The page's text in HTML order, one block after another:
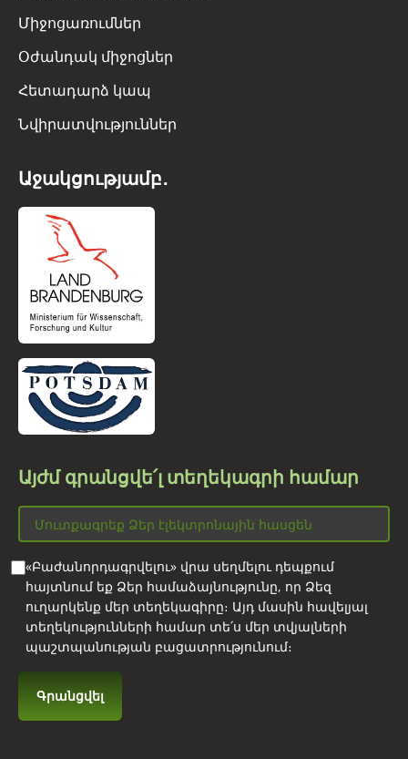
Միջոցառումներ
Օժանդակ միջոցներ
Հետադարձ կապ
Նվիրատվություններ
Աջակցությամբ․
Այժմ գրանցվե՛լ տեղեկագրի համար
«Բաժանորդագրվելու» վրա սեղմելու դեպքում
հայտնում եք Ձեր համաձայնությունը, որ Ձեզ
ուղարկենք մեր տեղեկագիրը։ Այդ մասին հավելյալ
տեղեկությունների համար տե՛ս մեր տվյալների
պաշտպանության բացատրությունում։